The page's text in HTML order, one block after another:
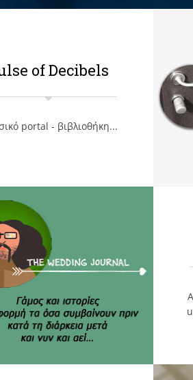
of Decibels
portal - βιβλιοθήκη...